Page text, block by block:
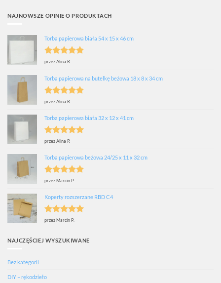
NAJNOWSZE OPINIE O PRODUKTACH
Torba papierowa biała 54 x 15 x 46 cm
Oceniono
przez Alina R
Torba papierowa na butelkę beżowa 18 x 8 x 34 cm
Oceniono
przez Alina R
Torba papierowa biała 32 x 12 x 41 cm
Oceniono
przez Alina R
Torba papierowa beżowa 24/25 x 11 x 32 cm
Oceniono
przez Marcin P.
Koperty rozszerzane RBD C4
Oceniono
przez Marcin P.
NAJCZĘŚCIEJ WYSZUKIWANE
Bez kategorii
DIY – rękodzieło